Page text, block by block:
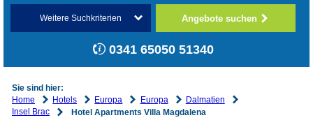
Weitere Suchkriterien Angebote suchen
0341 65050 51340
Sie sind hier:
Home
Hotels Europa Europa
Dalmatien
Insel Brac
Hotel Apartments Villa Magdalena